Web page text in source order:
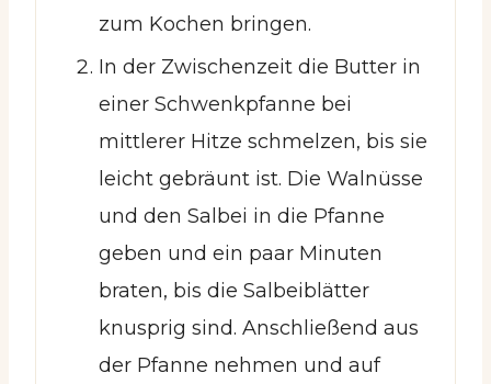
zum Kochen bringen.
In der Zwischenzeit die Butter in
einer Schwenkpfanne bei
mittlerer Hitze schmelzen, bis sie
leicht gebräunt ist. Die Walnüsse
und den Salbei in die Pfanne
geben und ein paar Minuten
braten, bis die Salbeiblätter
knusprig sind. Anschließend aus
der Pfanne nehmen und auf